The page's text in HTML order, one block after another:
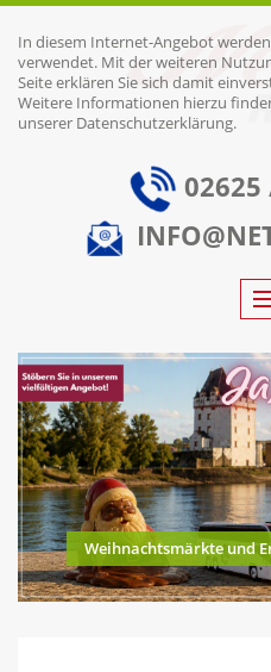
In diesem Internet-Angebot
verwendet. Mit der weiteren
Seite erklären Sie sich damit
Weitere Informationen hierzu
unserer Datenschutzerklärung.
02625
INFO@
Previous
Weihnachtsmärkte und